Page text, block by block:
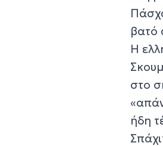
βατό
Η
στο
ήδη